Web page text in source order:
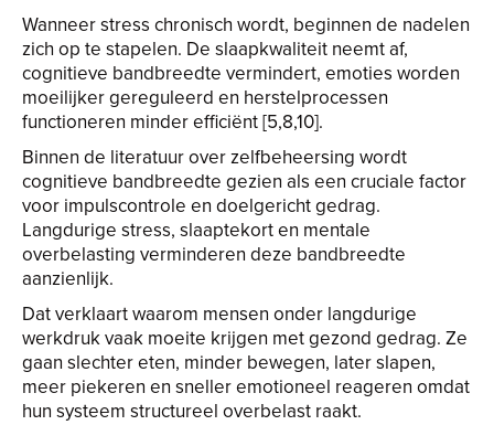
Wanneer stress chronisch wordt, beginnen de nadelen
zich op te stapelen. De slaapkwaliteit neemt af,
cognitieve bandbreedte vermindert, emoties worden
moeilijker gereguleerd en herstelprocessen
functioneren minder efficiënt [5,8,10].
Binnen de literatuur over zelfbeheersing wordt
cognitieve bandbreedte gezien als een cruciale factor
voor impulscontrole en doelgericht gedrag.
Langdurige stress, slaaptekort en mentale
overbelasting verminderen deze bandbreedte
aanzienlijk.
Dat verklaart waarom mensen onder langdurige
werkdruk vaak moeite krijgen met gezond gedrag. Ze
gaan slechter eten, minder bewegen, later slapen,
meer piekeren en sneller emotioneel reageren omdat
hun systeem structureel overbelast raakt.